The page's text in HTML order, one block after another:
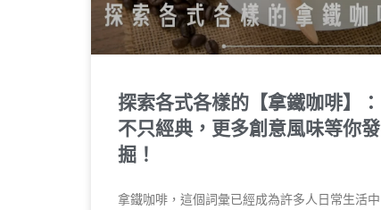
探索各式各樣的【拿鐵咖啡】：
不只經典，更多創意風味等你發
掘！
拿鐵咖啡，這個詞彙已經成為許多人日常生活中